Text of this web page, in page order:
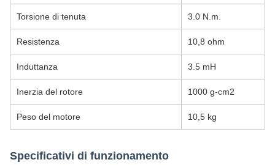
Torsione di tenuta 3.0 N.m.
Resistenza 10,8 ohm
Induttanza 3.5 mH
Inerzia del rotore 1000 g-cm2
Peso del motore 10,5 kg
Specificativi di funzionamento